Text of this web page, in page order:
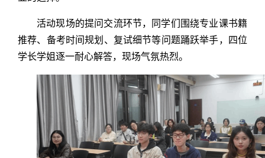
活动现场的提问交流环节，同学们围绕专业课书籍
推荐、备考时间规划、复试细节等问题踊跃举手，四位
学长学姐逐一耐心解答，现场气氛热烈。